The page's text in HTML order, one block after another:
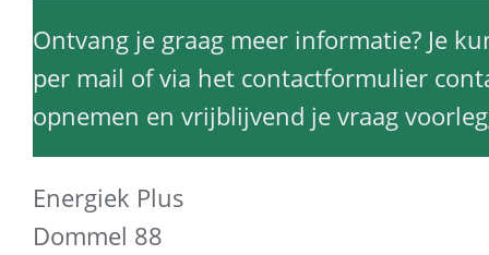
Ontvang je graag meer informatie? Je
per mail of via het contactformulier
opnemen en vrijblijvend je vraag
Energiek Plus
Dommel 88